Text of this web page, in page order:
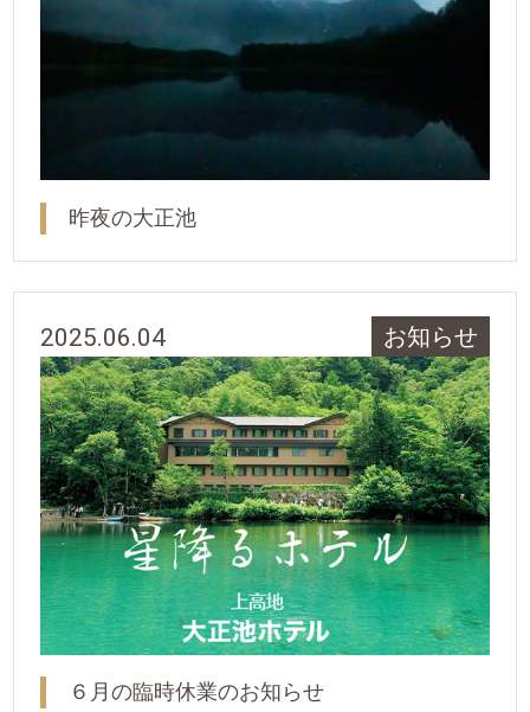
昨夜の大正池
2025.06.04 お知らせ
６月の臨時休業のお知らせ